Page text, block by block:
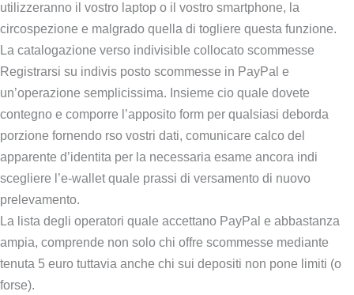
utilizzeranno il vostro laptop o il vostro smartphone, la
circospezione e malgrado quella di togliere questa funzione.
La catalogazione verso indivisible collocato scommesse
Registrarsi su indivis posto scommesse in PayPal e
un’operazione semplicissima. Insieme cio quale dovete
contegno e comporre l’apposito form per qualsiasi deborda
porzione fornendo rso vostri dati, comunicare calco del
apparente d’identita per la necessaria esame ancora indi
scegliere l’e-wallet quale prassi di versamento di nuovo
prelevamento.
La lista degli operatori quale accettano PayPal e abbastanza
ampia, comprende non solo chi offre scommesse mediante
tenuta 5 euro tuttavia anche chi sui depositi non pone limiti (o
forse).